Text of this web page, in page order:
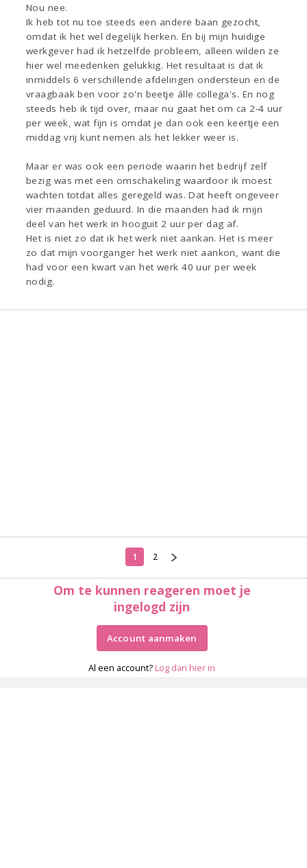
Nou nee.
Ik heb tot nu toe steeds een andere baan gezocht,
omdat ik het wel degelijk herken. En bij mijn huidige
werkgever had ik hetzelfde probleem, alleen wilden ze
hier wel meedenken gelukkig. Het resultaat is dat ik
inmiddels 6 verschillende afdelingen ondersteun en de
vraagbaak ben voor zo'n beetje álle collega's. En nog
steeds heb ik tijd over, maar nu gaat het om ca 2-4 uur
per week, wat fijn is omdat je dan ook een keertje een
middag vrij kunt nemen als het lekker weer is.
Maar er was ook een periode waarin het bedrijf zelf
bezig was met een omschakeling waardoor ik moest
wachten totdat alles geregeld was. Dat heeft ongeveer
vier maanden geduurd. In die maanden had ik mijn
deel van het werk in hooguit 2 uur per dag af.
Het is niet zo dat ik het werk niet aankan. Het is meer
zo dat mijn voorganger het werk niet aankon, want die
had voor een kwart van het werk 40 uur per week
nodig.
1 2
Om te kunnen reageren moet je
ingelogd zijn
Account aanmaken
Al een account? Log dan hier in